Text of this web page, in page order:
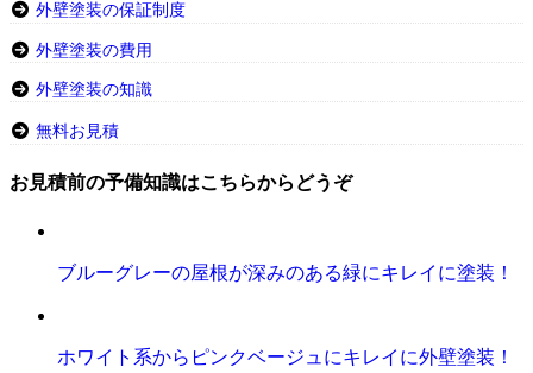
外壁塗装の保証制度
外壁塗装の費用
外壁塗装の知識
無料お見積
お見積前の予備知識はこちらからどうぞ
ブルーグレーの屋根が深みのある緑にキレイに塗装！
ホワイト系からピンクベージュにキレイに外壁塗装！